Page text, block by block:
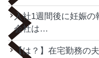
入社1週間後に妊娠の
会社は…
【は？】在宅勤務の